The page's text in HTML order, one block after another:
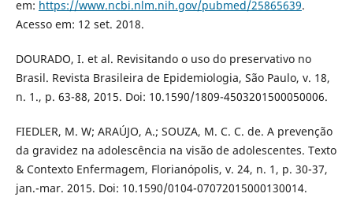
em: https://www.ncbi.nlm.nih.gov/pubmed/25865639.
Acesso em: 12 set. 2018.
DOURADO, I. et al. Revisitando o uso do preservativo no
Brasil. Revista Brasileira de Epidemiologia, São Paulo, v. 18,
n. 1., p. 63-88, 2015. Doi: 10.1590/1809-4503201500050006.
FIEDLER, M. W; ARAÚJO, A.; SOUZA, M. C. C. de. A prevenção
da gravidez na adolescência na visão de adolescentes. Texto
& Contexto Enfermagem, Florianópolis, v. 24, n. 1, p. 30-37,
jan.-mar. 2015. Doi: 10.1590/0104-07072015000130014.